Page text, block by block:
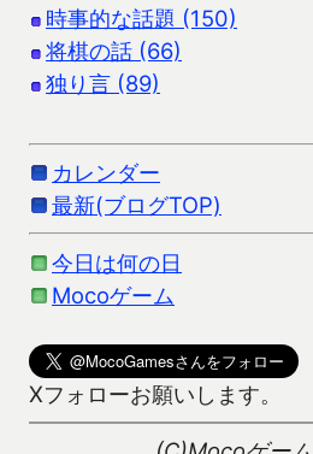
時事的な話題 (150)
将棋の話 (66)
独り言 (89)
カレンダー
最新(ブログTOP)
今日は何の日
Mocoゲーム
Xフォローお願いします。